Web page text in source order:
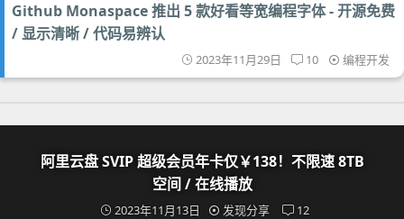
Github Monaspace 推出 5 款好看等宽编程字体 - 开源免费
/ 显示清晰 / 代码易辨认
2023年11月29日 10 编程开发
阿里云盘 SVIP 超级会员年卡仅￥138！不限速 8TB
空间 / 在线播放
2023年11月13日 发现分享 12